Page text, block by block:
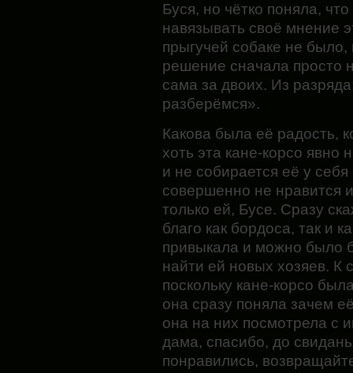
Буся, но чётко поняла,
навязывать своё мнение
прыгучей собаке не
решение сначала просто
сама за двоих. Из
разберёмся».
Какова была её радость,
хоть эта кане-корсо явно
и не собирается её у себя
совершенно не нравится
только ей, Бусе. Сразу
благо как бордоса, так и
привыкала и можно было
найти ей новых хозяев. К
поскольку кане-корсо
она сразу поняла зачем
она на них посмотрела с
дама, спасибо, до
понравились,